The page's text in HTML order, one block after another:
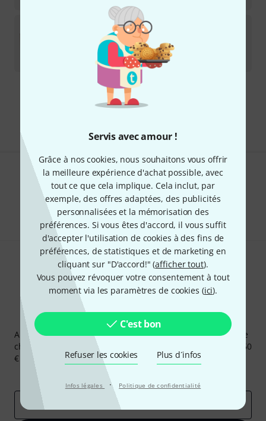
Servis avec amour !
Grâce à nos cookies, nous souhaitons vous offrir
la meilleure expérience d'achat possible, avec
tout ce que cela implique. Cela inclut, par
exemple, des offres adaptées, des publicités
personnalisées et la mémorisation des
préférences. Si vous êtes d'accord, il vous suffit
d'accepter l'utilisation de cookies à des fins de
préférences, de statistiques et de marketing en
cliquant sur "D'accord!" (afficher tout).
Vous pouvez révoquer votre consentement à tout
moment via les paramètres de cookies (ici).
C'est bon
Refuser les cookies Plus d´infos
Infos légales · Politique de confidentialité
Case for Children`s Lyre
Disponible immédiatement
€
Envoi gratuit à partir de 69 €
Les prix sont indiqués avec TVA comprise
Aimez-vous ce que vous voyez ?
Partager Aide et commentaires
Newsletters Thomann
Abonnez-vous à la newsletter Thomann et, avec un peu de
chance, gagnez l'un des 50 bons d'achat d'une valeur de 50
€ chacun!
Articles inspirants
Adresse e-mail